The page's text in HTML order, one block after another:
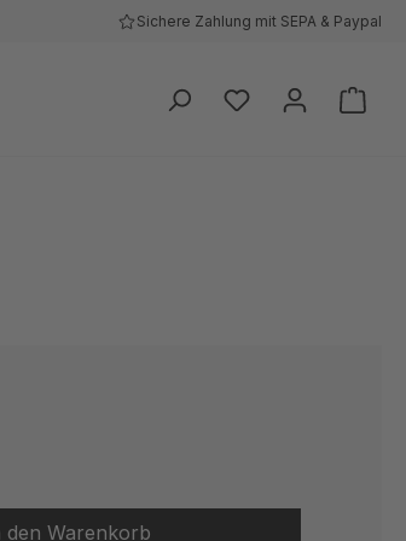
Sichere Zahlung mit SEPA & Paypal
Wert ein oder
den Warenkorb